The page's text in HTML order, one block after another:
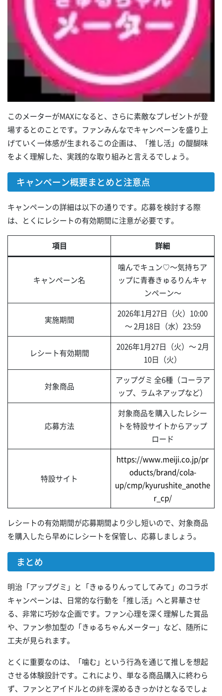
このメーターがMAXになると、さらに素敵なプレゼントが登
場するとのことです。ファンみんなでキャンペーンを盛り上
げていく一体感が生まれるこの企画は、「推し活」の醍醐味
をよく理解した、実践的な取り組みと言えるでしょう。
キャンペーン概要まとめと注意点
キャンペーンの詳細は以下の通りです。応募を検討する際
は、とくにレシートの有効期間に注意が必要です。
項目 詳細
キャンペーン名
噛んでキュン♡～気持ちア
ップに青春きゅるりんキャ
ンペーン～
実施期間
2026年1月27日（火）10:00
～ 2月18日（水）23:59
レシート有効期間
2026年1月27日（火）～ 2月
10日（火）
対象商品
アップグミ 全6種（コーラア
ップ、ラムネアップなど）
応募方法
対象商品を購入したレシー
トを特設サイトからアップ
ロード
特設サイト
https://www.meiji.co.jp/pr
oducts/brand/cola-
up/cmp/kyurushite_anothe
r_cp/
レシートの有効期間が応募期間より少し短いので、対象商品
を購入したら早めにレシートを保管し、応募しましょう。
まとめ
明治「アップグミ」と「きゅるりんってしてみて」のコラボ
キャンペーンは、日常的な行動を「推し活」へと昇華させ
る、非常に巧妙な企画です。ファン心理を深く理解した賞品
や、ファン参加型の「きゅるちゃんメーター」など、随所に
工夫が見られます。
とくに重要なのは、「噛む」という行為を通じて推しを想起
させる体験設計です。これにより、単なる商品購入に終わら
ず、ファンとアイドルとの絆を深めるきっかけとなるでしょ